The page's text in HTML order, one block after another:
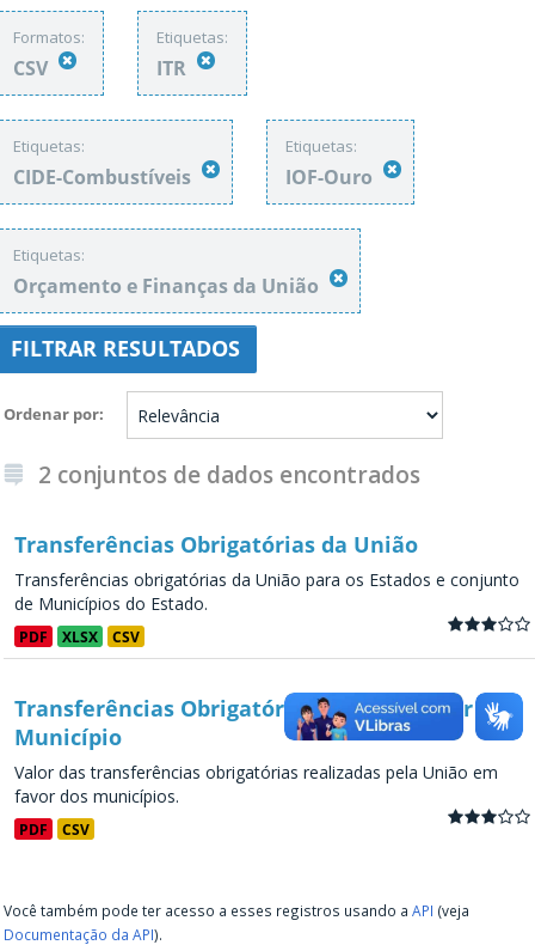
Formatos:
CSV
Etiquetas:
ITR
Etiquetas:
CIDE-Combustíveis
Etiquetas:
IOF-Ouro
Etiquetas:
Orçamento e Finanças da União
FILTRAR RESULTADOS
Ordenar por
2 conjuntos de dados encontrados
Transferências Obrigatórias da União
Transferências obrigatórias da União para os Estados e conjunto
de Municípios do Estado.
PDF XLSX CSV
Transferências Obrigatórias da União - por
Município
Valor das transferências obrigatórias realizadas pela União em
favor dos municípios.
PDF CSV
Você também pode ter acesso a esses registros usando a API (veja
Documentação da API).